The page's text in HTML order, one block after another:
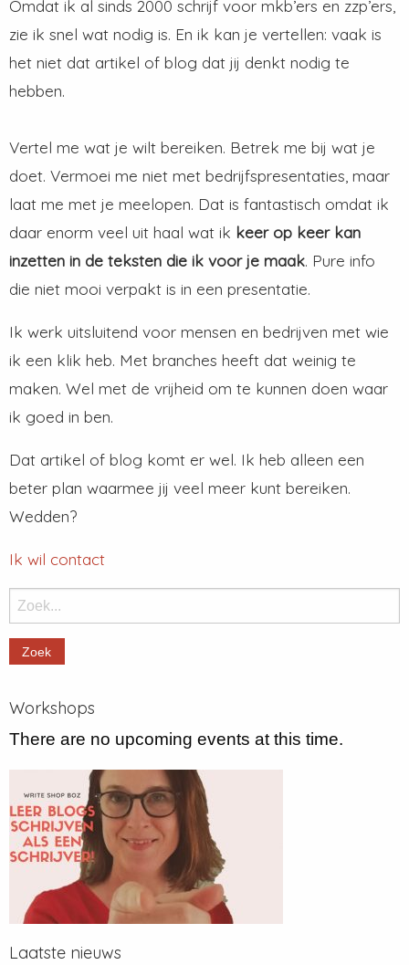
Omdat ik al sinds 2000 schrijf voor mkb’ers en zzp’ers,
zie ik snel wat nodig is. En ik kan je vertellen: vaak is
het niet dat artikel of blog dat jij denkt nodig te
hebben.
Vertel me wat je wilt bereiken. Betrek me bij wat je
doet. Vermoei me niet met bedrijfspresentaties, maar
laat me met je meelopen. Dat is fantastisch omdat ik
daar enorm veel uit haal wat ik keer op keer kan
inzetten in de teksten die ik voor je maak. Pure info
die niet mooi verpakt is in een presentatie.
Ik werk uitsluitend voor mensen en bedrijven met wie
ik een klik heb. Met branches heeft dat weinig te
maken. Wel met de vrijheid om te kunnen doen waar
ik goed in ben.
Dat artikel of blog komt er wel. Ik heb alleen een
beter plan waarmee jij veel meer kunt bereiken.
Wedden?
Ik wil contact
Zoek:
Workshops
There are no upcoming events at this time.
Laatste nieuws